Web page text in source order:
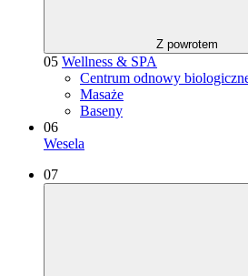
Z powrotem
05 Wellness & SPA
Centrum odnowy
Masaże
Baseny
06
Wesela
07